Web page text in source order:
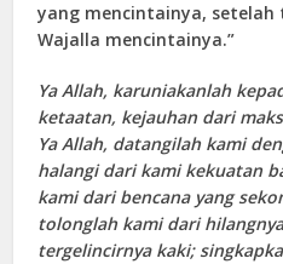
yang mencintainya, setelah
Wajalla mencintainya.”
Ya Allah, karuniakanlah
ketaatan, kejauhan dari
Ya Allah, datangilah kami
halangi dari kami kekuatan
kami dari bencana yang
tolonglah kami dari
tergelincirnya kaki;